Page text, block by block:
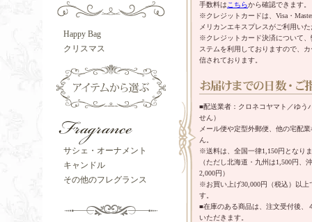
Happy Bag
クリスマス
サシェ・オーナメント
キャンドル
その他のフレグランス
手数料は こちらから確認できます。
※クレジットカードは、Visa・
メリカンエキスプレスがご利用い
※クレジットカード決済について
ステムを利用しておりますので、
信されております。
■配送業者：クロネコヤマト／ゆう
せん）
メール便や定型外郵便、他の宅配
ん。
※送料は、全国一律1,150円となり
（ただし北海道・九州は1,500円、
2,000円）
※お買い上げ30,000円（税込）以上
す。
■在庫のある商品は、注文受付後、
いただきます。